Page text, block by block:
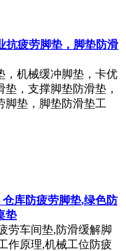
抗疲劳脚垫，脚垫防滑
，机械缓冲脚垫，卡优
，支撑脚垫防滑垫，
脚垫，脚垫防滑垫工
库防疲劳脚垫,绿色防
垫
劳车间垫,防滑缓解脚
作原理,机械工位防疲